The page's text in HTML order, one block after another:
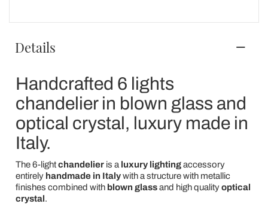
Details
Handcrafted 6 lights
chandelier in blown glass and
optical crystal, luxury made in
Italy.
The 6-lightchandelieris a luxury lightingaccessory
entirely handmade in Italywith a structure with metallic
finishes combined with blown glassand high qualityoptical
crystal.